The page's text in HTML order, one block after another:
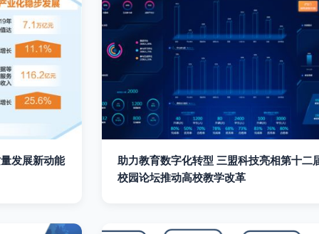
发展新动能
助力教育数字化转型 三盟科技亮相第十二
校园论坛推动高校教学改革